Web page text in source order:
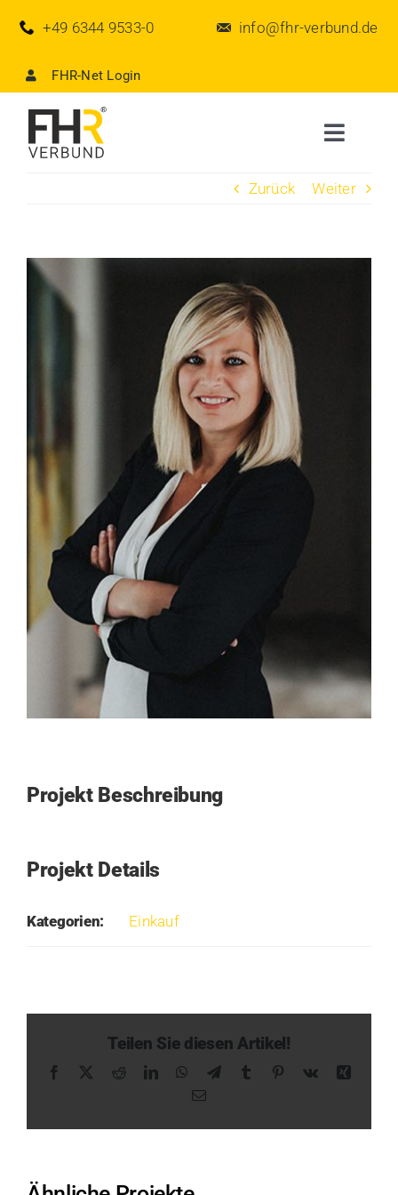
Inhalt
+49 6344 9533-0 info@fhr-verbund.de
FHR-Net Login
Toggle
Aktuelles
FHR-Partner werden
SUCHE
Zurück Weiter
View
Larger
Projekt Beschreibung
Projekt Details
Kategorien: Einkauf
Teilen Sie diesen Artikel!
Facebook RedditLinkedInWhatsApp
TelegramTumblr Pinterest
Vk
Xing
E-